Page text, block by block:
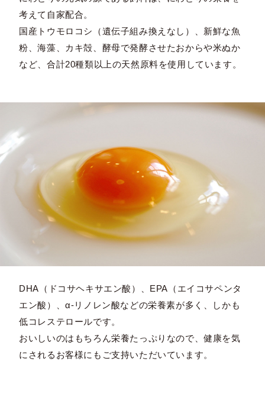
考えて自家配合。
国産トウモロコシ（遺伝子組み換えなし）、新鮮な魚
粉、海藻、カキ殻、酵母で発酵させたおからや米ぬか
など、合計20種類以上の天然原料を使用しています。
DHA（ドコサヘキサエン酸）、EPA（エイコサペンタ
エン酸）、α-リノレン酸などの栄養素が多く、しかも
低コレステロールです。
おいしいのはもちろん栄養たっぷりなので、健康を気
にされるお客様にもご支持いただいています。